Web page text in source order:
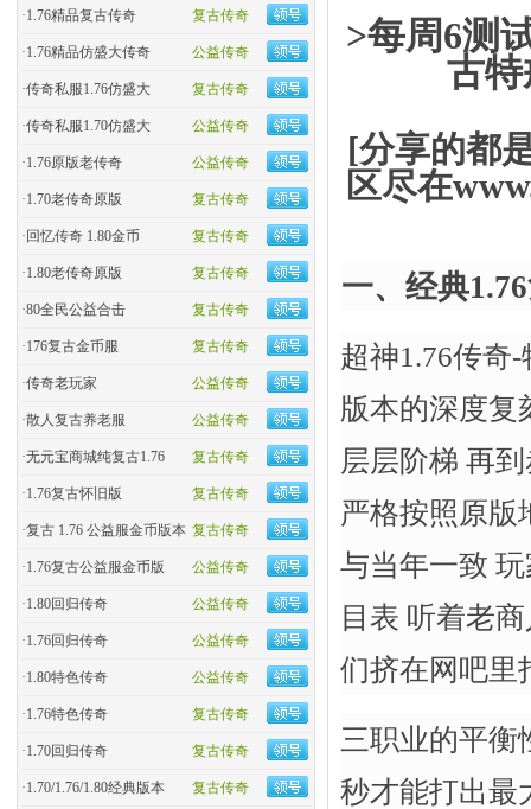
复古传奇
·1.76精品复古传奇
公益传奇
·1.76精品仿盛大传奇
复古传奇
·传奇私服1.76仿盛大
公益传奇
·传奇私服1.70仿盛大
公益传奇
·1.76原版老传奇
复古传奇
·1.70老传奇原版
复古传奇
· 回忆传奇 1.80金币
复古传奇
·1.80老传奇原版
复古传奇
·80全民公益合击
复古传奇
·176复古金币服
公益传奇
·传奇老玩家
公益传奇
·散人复古养老服
复古传奇
·无元宝商城纯复古1.76
复古传奇
·1.76复古怀旧版
复古传奇
·复古 1.76 公益服金币版本
公益传奇
·1.76复古公益服金币版
公益传奇
·1.80回归传奇
公益传奇
·1.76回归传奇
公益传奇
·1.80特色传奇
复古传奇
·1.76特色传奇
复古传奇
·1.70回归传奇
复古传奇
·1.70/1.76/1.80经典版本
>每周6测
古特
[分享的都
区尽在
一、经典
超神1.76传奇
版本的深度复
层层阶梯 再
严格按照原版
与当年一致
目表 听着老
们挤在网吧里
三职业的平衡
秒才能打出最